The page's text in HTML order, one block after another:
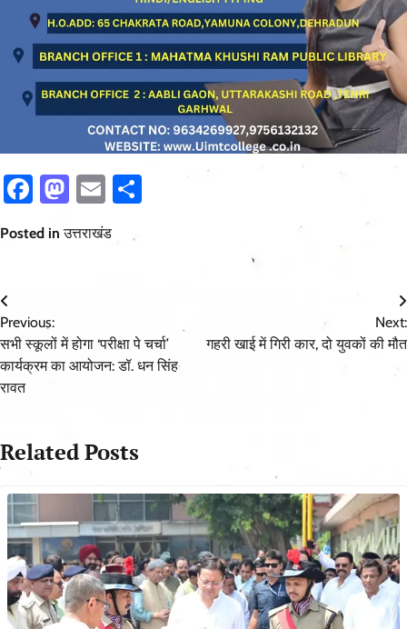
Facebook
Mastodon
Email
Posted inउत्तराखंड
Post
navigation
Previous:
सभी स्कूलों में होगा ‘परीक्षा पे चर्चा’
कार्यक्रम का आयोजन: डॉ. धन सिंह
रावत
Next:
गहरी खाई में गिरी कार, दो युवकों की मौत
Related Posts